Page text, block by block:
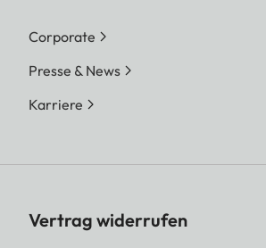
Corporate
Presse & News
Karriere
Vertrag widerrufen